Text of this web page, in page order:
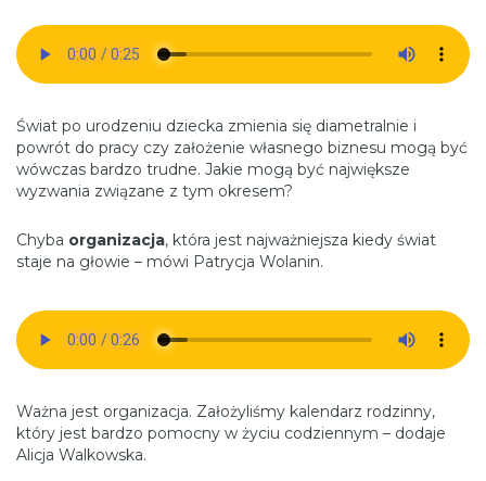
Świat po urodzeniu dziecka zmienia się diametralnie i
powrót do pracy czy założenie własnego biznesu mogą być
wówczas bardzo trudne. Jakie mogą być największe
wyzwania związane z tym okresem?
Chyba organizacja, która jest najważniejsza kiedy świat
staje na głowie – mówi Patrycja Wolanin.
Ważna jest organizacja. Założyliśmy kalendarz rodzinny,
który jest bardzo pomocny w życiu codziennym – dodaje
Alicja Walkowska.